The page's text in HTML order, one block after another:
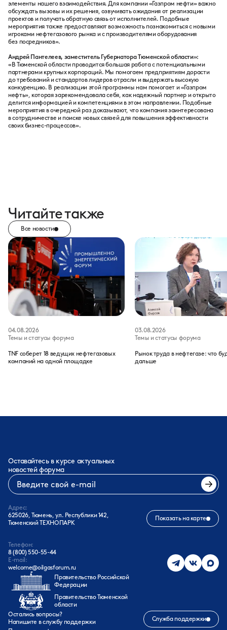
элементы нашего взаимодействия. Для компании «Газпром нефти» важно
обсуждать вызовы и их решения, озвучивать ожидания от реализации
проектов и получать обратную связь от исполнителей. Подобные
мероприятия также предоставляют возможность познакомиться с новыми
игроками нефтегазового рынка и с производителями оборудования
без посредников».
Андрей Пантелеев, заместитель Губернатора Тюменской области»:
«В Тюменской области проводится большая работа с потенциальными
партнерами крупных корпораций. Мы помогаем предприятиям дорасти
до требований и стандартов лидеров отрасли и выдержать высокую
конкуренцию. В реализации этой программы нам помогает и «Газпром
нефть», которая зарекомендовала себя, как надежный партнер и открыто
делится информацией и компетенциями в этом направлении. Подобные
мероприятия в очередной раз доказывают, что компания заинтересована
в сотрудничестве и поиске новых связей для повышения эффективности
своих бизнес-процессов».
Читайте также
Все новости
04.08.2026
Темы и статусы форума
TNF соберет 18 ведущих нефтегазовых
компаний на одной площадке
03.08.2026
Темы и статусы форума
Рынок труда в нефтегазе: что
дальше
Оставайтесь в курсе актуальных
новостей форума
Адрес:
625026, Тюмень, ул. Республики 142,
Тюменский ТЕХНОПАРК
Показать на карте
Телефон:
8 (800) 550-55-44
E-mail:
welcome@oilgasforum.ru
Правительство Российской
Федерации
Правительство Тюменской
области
Остались вопросы?
Напишите в службу поддержки
Служба поддержки